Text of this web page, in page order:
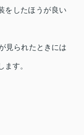
をしたほうが良い
見られたときには
す。